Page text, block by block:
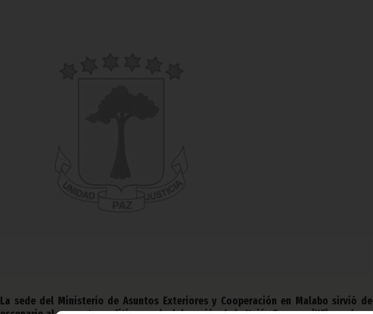
La sede del Ministerio de Asuntos Exteriores y Cooperación en Malabo sirvió de